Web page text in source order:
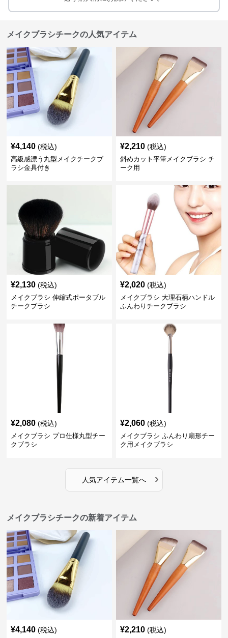
メイクブラシチークの人気アイテム
¥4,140 (税込)
高級感漂う丸型メイクチークブ
ラシ金具付き
¥2,210 (税込)
斜めカット平筆メイクブラシ チ
ーク用
¥2,130 (税込)
メイクブラシ 伸縮式ポータブル
チークブラシ
¥2,020 (税込)
メイクブラシ 大理石柄ハンドル
ふんわりチークブラシ
¥2,080 (税込)
メイクブラシ プロ仕様丸型チー
クブラシ
¥2,060 (税込)
メイクブラシ ふんわり扇形チー
ク用メイクブラシ
人気アイテム一覧へ ›
メイクブラシチークの新着アイテム
¥4,140 (税込) ¥2,210 (税込)